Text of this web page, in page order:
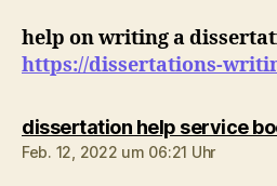
help on writing a
https://dissertations-
dissertation help service
Feb. 12, 2022 um 06:21 Uhr